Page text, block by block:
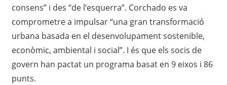
consens” i des “de l’esquerra”. Corchado es va
comprometre a impulsar “una gran transformació
urbana basada en el desenvolupament sostenible,
econòmic, ambiental i social”. I és que els socis de
govern han pactat un programa basat en 9 eixos i 86
punts.